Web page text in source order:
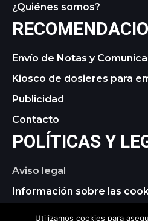
¿Quiénes somos?
Envío de Notas y
Kiosco de dosieres para
Publicidad
Contacto
POLÍTICAS Y
Aviso legal
Información sobre las
Utilizamos cookies para